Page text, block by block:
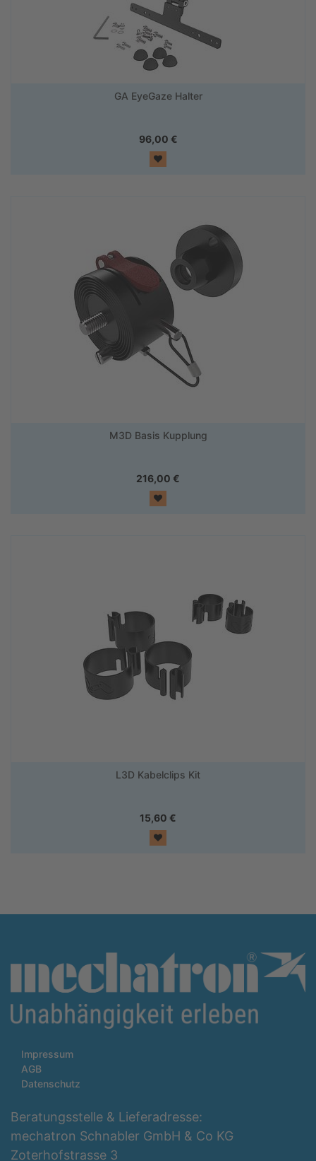
GA EyeGaze Halter
96,00 €
M3D Basis Kupplung
216,00 €
L3D Kabelclips Kit
15,60 €
Impressum
AGB
Datenschutz
Beratungsstelle & Lieferadresse:
mechatron Schnabler GmbH & Co KG
Zoterhofstrasse 3